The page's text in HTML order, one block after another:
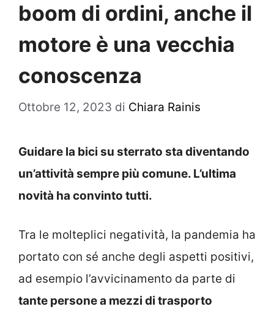
boom di ordini, anche il
motore è una vecchia
conoscenza
Ottobre 12, 2023 di Chiara Rainis
Guidare la bici su sterrato sta diventando
un’attività sempre più comune. L’ultima
novità ha convinto tutti.
Tra le molteplici negatività, la pandemia ha
portato con sé anche degli aspetti positivi,
ad esempio l’avvicinamento da parte di
tante persone a mezzi di trasporto